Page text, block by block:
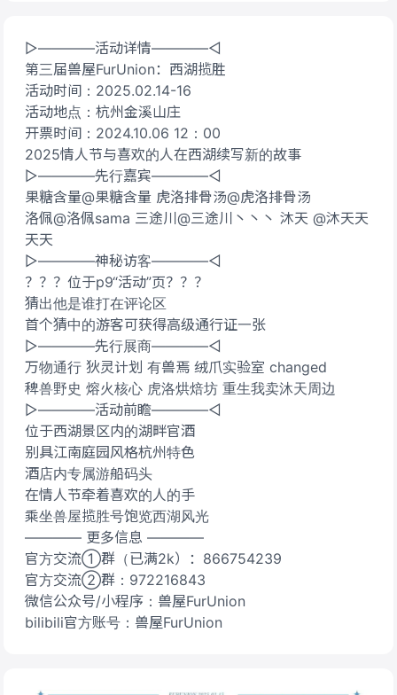
▷————活动详情————◁
第三届兽屋FurUnion：西湖揽胜
活动时间：2025.02.14-16
活动地点：杭州金溪山庄
开票时间：2024.10.06 12：00
2025情人节与喜欢的人在西湖续写新的故事
▷————先行嘉宾————◁
果糖含量@果糖含量 虎洛排骨汤@虎洛排骨汤
洛佩@洛佩sama 三途川@三途川丶丶丶 沐天 @沐天天
天天
▷————神秘访客————◁
？？？位于p9“活动”页？？？
猜出他是谁打在评论区
首个猜中的游客可获得高级通行证一张
▷————先行展商————◁
万物通行 狄灵计划 有兽焉 绒爪实验室 changed
稗兽野史 熔火核心 虎洛烘焙坊 重生我卖沐天周边
▷————活动前瞻————◁
位于西湖景区内的湖畔官酒
别具江南庭园风格杭州特色
酒店内专属游船码头
在情人节牵着喜欢的人的手
乘坐兽屋揽胜号饱览西湖风光
———— 更多信息 ————
官方交流①群（已满2k）：866754239
官方交流②群：972216843
微信公众号/小程序：兽屋FurUnion
bilibili官方账号：兽屋FurUnion